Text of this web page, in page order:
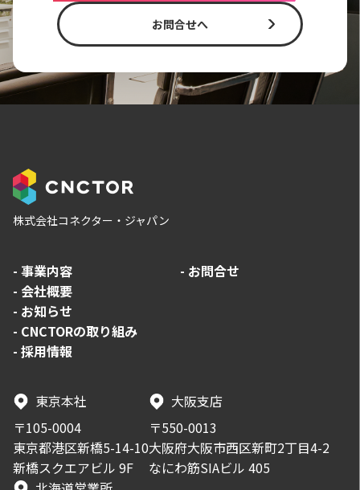
お問合せへ
株式会社コネクター・ジャパン
東京本社
〒105-0004
東京都港区新橋5-14-10
新橋スクエアビル 9F
大阪支店
〒550-0013
大阪府大阪市西区新町2丁目4-2
なにわ筋SIAビル 405
- 事業内容
- 会社概要
- お知らせ
- CNCTORの取り組み
- 採用情報
- お問合せ